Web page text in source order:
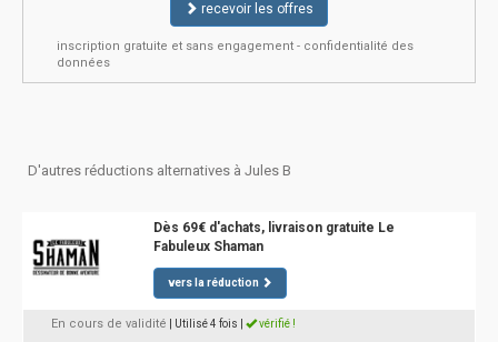
recevoir les offres
inscription gratuite et sans engagement - confidentialité des
données
D'autres réductions alternatives à Jules B
Dès 69€ d'achats, livraison gratuite Le
Fabuleux Shaman
vers la réduction
En cours de validité | Utilisé 4 fois vérifié !